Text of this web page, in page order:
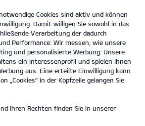
Autohaus Dorn GmbH Tel. :0871 -
Cookies sind aktiv und können
Damit willigen Sie sowohl in das
Verarbeitung der dadurch
Performance: Wir messen, wie unsere
und personalisierte Werbung: Unsere
ein Interessenprofil und spielen Ihnen
aus. Eine erteilte Einwilligung kann
in der Kopfzeile gelangen Sie
Ihren Rechten finden Sie in unserer